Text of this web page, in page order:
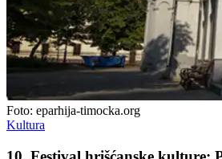
Foto: eparhija-timocka.org
Kultura